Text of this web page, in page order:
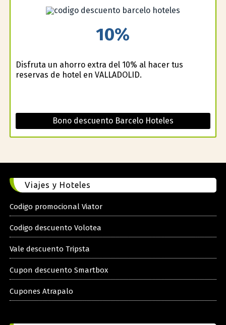
10%
Disfruta un ahorro extra del 10% al hacer tus
reservas de hotel en VALLADOLID.
Bono descuento Barcelo Hoteles
Viajes y Hoteles
Codigo promocional Viator
Codigo descuento Volotea
Vale descuento Tripsta
Cupon descuento Smartbox
Cupones Atrapalo